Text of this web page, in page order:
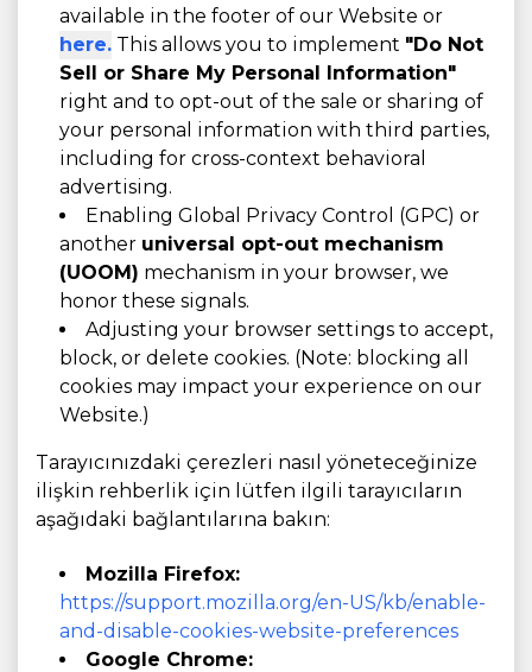
available in the footer of our Website or
here. This allows you to implement "Do Not
Sell or Share My Personal Information"
right and to opt-out of the sale or sharing of
your personal information with third parties,
including for cross-context behavioral
advertising.
Enabling Global Privacy Control (GPC) or
another universal opt-out mechanism
(UOOM) mechanism in your browser, we
honor these signals.
Adjusting your browser settings to accept,
block, or delete cookies. (Note: blocking all
cookies may impact your experience on our
Website.)
Tarayıcınızdaki çerezleri nasıl yöneteceğinize
ilişkin rehberlik için lütfen ilgili tarayıcıların
aşağıdaki bağlantılarına bakın:
Mozilla Firefox:
https://support.mozilla.org/en-US/kb/enable-
and-disable-cookies-website-preferences
Google Chrome: